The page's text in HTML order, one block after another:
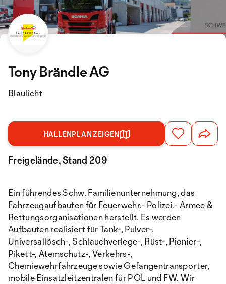
Tony Brändle AG
Blaulicht
HALLENPLAN ZEIGEN
Freigelände, Stand 209
Ein führendes Schw. Familienunternehmung, das
Fahrzeugaufbauten für Feuerwehr,- Polizei,- Armee &
Rettungsorganisationen herstellt. Es werden
Aufbauten realisiert für Tank-, Pulver-,
Universallösch-, Schlauchverlege-, Rüst-, Pionier-,
Pikett-, Atemschutz-, Verkehrs-,
Chemiewehrfahrzeuge sowie Gefangentransporter,
mobile Einsatzleitzentralen für POL und FW. Wir